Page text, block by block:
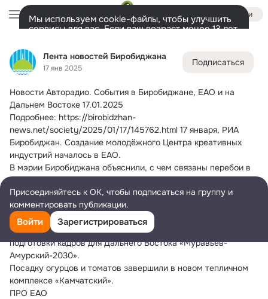
Лента новостей Биробиджана
17 янв 2025
Подписаться
Новости Авторадио. События в Биробиджане, ЕАО и на
Дальнем Востоке 17.01.2025
Подробнее: https://birobidzhan-
news.net/society/2025/01/17/145762.html 17 января, РИА
Биробиджан. Создание молодёжного Центра креативных
индустрий началось в ЕАО.
В мэрии Биробиджана объяснили, с чем связаны перебои в
движении автобусов по некоторым внутригородским
маршрутам.
В полицию с заявлением об угоне обратилась жительница
Биробиджана.
Модуль федеральных стажировок стартует в программе
подготовки кадров для Дальнего Востока «Муравьёв-
Амурский-2030».
Посадку огурцов и томатов завершили в новом тепличном
комплексе «Камчатский».
ПРО ЕАО
Войти
Мы используем cookie-файлы, чтобы улучшить
сервисы для вас. Если ваш возраст менее 13 лет,
представитель.
Разрешить все Настроить
Лента Участники Ещё
Дополнительная
колонка
Всё46 618 Обсуждаемые
Присоединяйтесь к ОК, чтобы подписаться на группу и
комментировать публикации.
Войти Зарегистрироваться